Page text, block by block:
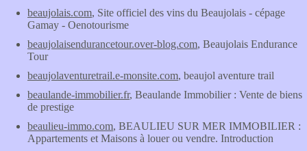
beaujolais.com, Site officiel des vins du Beaujolais - cépage
Gamay - Oenotourisme
beaujolaisendurancetour.over-blog.com, Beaujolais Endurance
Tour
beaujolaventuretrail.e-monsite.com, beaujol aventure trail
beaulande-immobilier.fr, Beaulande Immobilier : Vente de biens
de prestige
beaulieu-immo.com, BEAULIEU SUR MER IMMOBILIER :
Appartements et Maisons à louer ou vendre. Introduction